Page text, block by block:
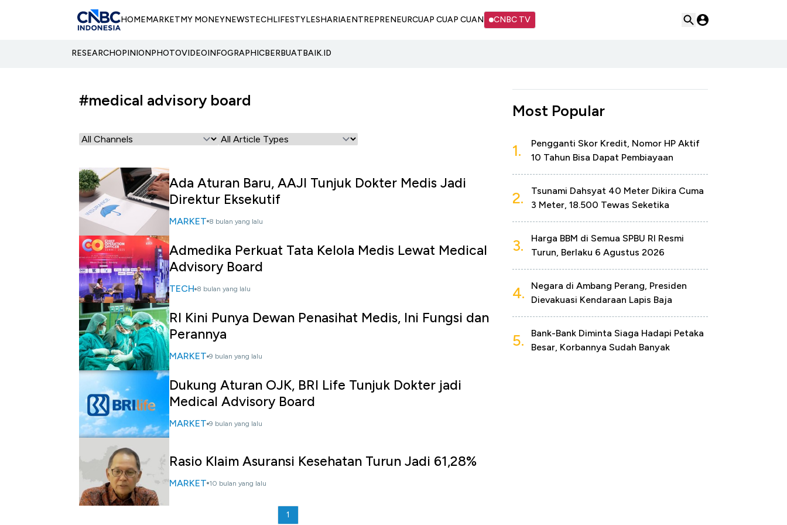
HOMEMARKETMY MONEYNEWSTECHLIFESTYLESHARIAENTREPRENEURCUAP CUAP CUAN CNBC TV
RESEARCHOPINIONPHOTOVIDEOINFOGRAPHICBERBUATBAIK.ID
#medical advisory board
Ada Aturan Baru, AAJI Tunjuk Dokter Medis Jadi
Direktur Eksekutif
MARKET 8 bulan yang lalu
Admedika Perkuat Tata Kelola Medis Lewat Medical
Advisory Board
TECH 8 bulan yang lalu
RI Kini Punya Dewan Penasihat Medis, Ini Fungsi dan
Perannya
MARKET 9 bulan yang lalu
Dukung Aturan OJK, BRI Life Tunjuk Dokter jadi
Medical Advisory Board
MARKET 9 bulan yang lalu
Rasio Klaim Asuransi Kesehatan Turun Jadi 61,28%
MARKET 10 bulan yang lalu
1
Most Popular
1.
Pengganti Skor Kredit, Nomor HP Aktif
10 Tahun Bisa Dapat Pembiayaan
2.
Tsunami Dahsyat 40 Meter Dikira Cuma
3 Meter, 18.500 Tewas Seketika
3.
Harga BBM di Semua SPBU RI Resmi
Turun, Berlaku 6 Agustus 2026
4.
Negara di Ambang Perang, Presiden
Dievakuasi Kendaraan Lapis Baja
5.
Bank-Bank Diminta Siaga Hadapi Petaka
Besar, Korbannya Sudah Banyak